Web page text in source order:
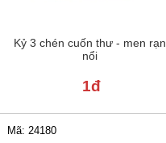
Kỷ 3 chén cuốn thư - men rạn
nổi
1đ
Mã: 24180